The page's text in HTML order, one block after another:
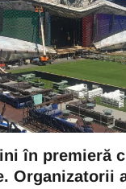
în premieră
Organizatorii